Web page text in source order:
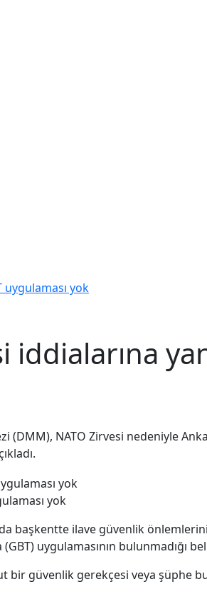
uygulaması yok
(DMM), NATO Zirvesi nedeniyle
yok
başkentte ilave güvenlik
uygulamasının bulunmadığı
güvenlik gerekçesi veya şüphe